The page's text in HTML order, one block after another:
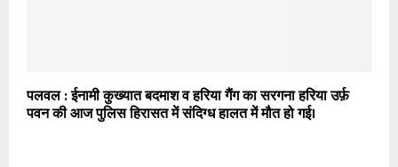
पलवल : ईनामी कुख्यात बदमाश व हरिया गैंग का सरगना हरिया उर्फ़
पवन की आज पुलिस हिरासत में संदिग्ध हालत में मौत हो गई।